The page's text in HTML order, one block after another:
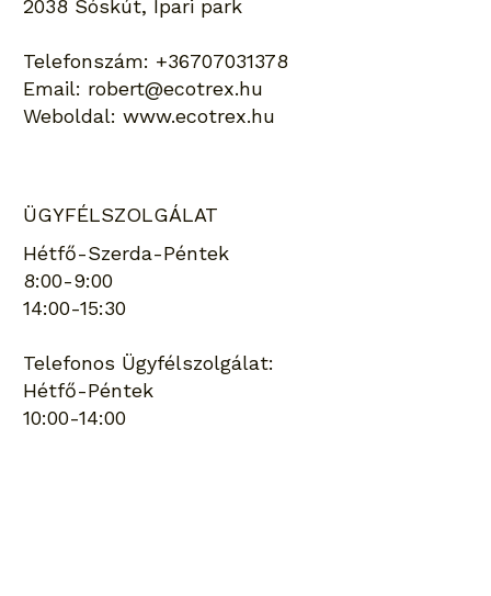
2038 Sóskút, Ipari park
Telefonszám: +36707031378
Email: robert@ecotrex.hu
Weboldal:www.ecotrex.hu
ÜGYFÉLSZOLGÁLAT
Hétfő-Szerda-Péntek
8:00-9:00
14:00-15:30
Telefonos Ügyfélszolgálat:
Hétfő-Péntek
10:00-14:00